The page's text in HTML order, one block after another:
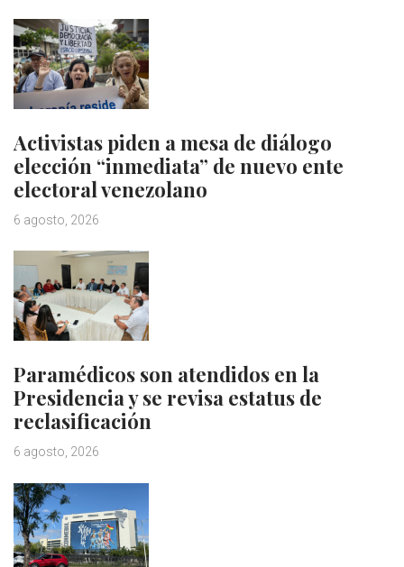
Activistas piden a mesa de diálogo
elección “inmediata” de nuevo ente
electoral venezolano
6 agosto, 2026
Paramédicos son atendidos en la
Presidencia y se revisa estatus de
reclasificación
6 agosto, 2026